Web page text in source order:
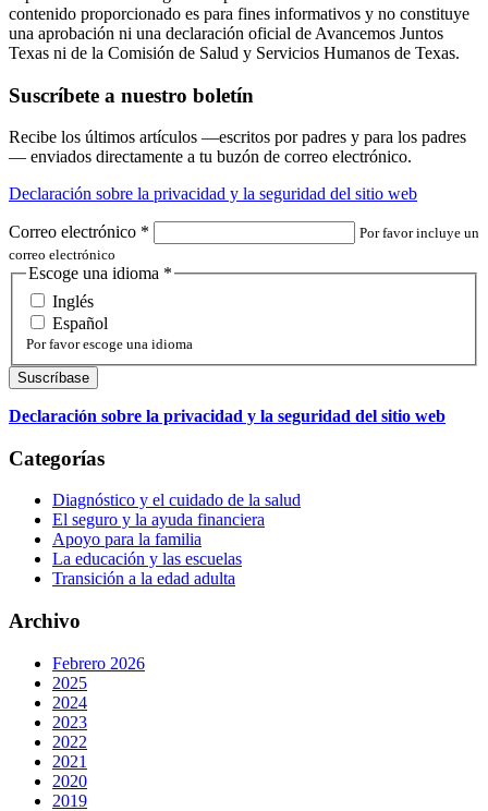
contenido proporcionado es para fines informativos y no constituye
una aprobación ni una declaración oficial de Avancemos Juntos
Texas ni de la Comisión de Salud y Servicios Humanos de Texas.
Suscríbete a nuestro boletín
Recibe los últimos artículos —escritos por padres y para los padres
— enviados directamente a tu buzón de correo electrónico.
Declaración sobre la privacidad y la seguridad del sitio web
Correo electrónico *
Por favor incluye un
correo electrónico
Escoge una idioma *
Inglés
Español
Por favor escoge una idioma
Declaración sobre la privacidad y la seguridad del sitio web
Categorías
Diagnóstico y el cuidado de la salud
El seguro y la ayuda financiera
Apoyo para la familia
La educación y las escuelas
Transición a la edad adulta
Archivo
Febrero 2026
2025
2024
2023
2022
2021
2020
2019